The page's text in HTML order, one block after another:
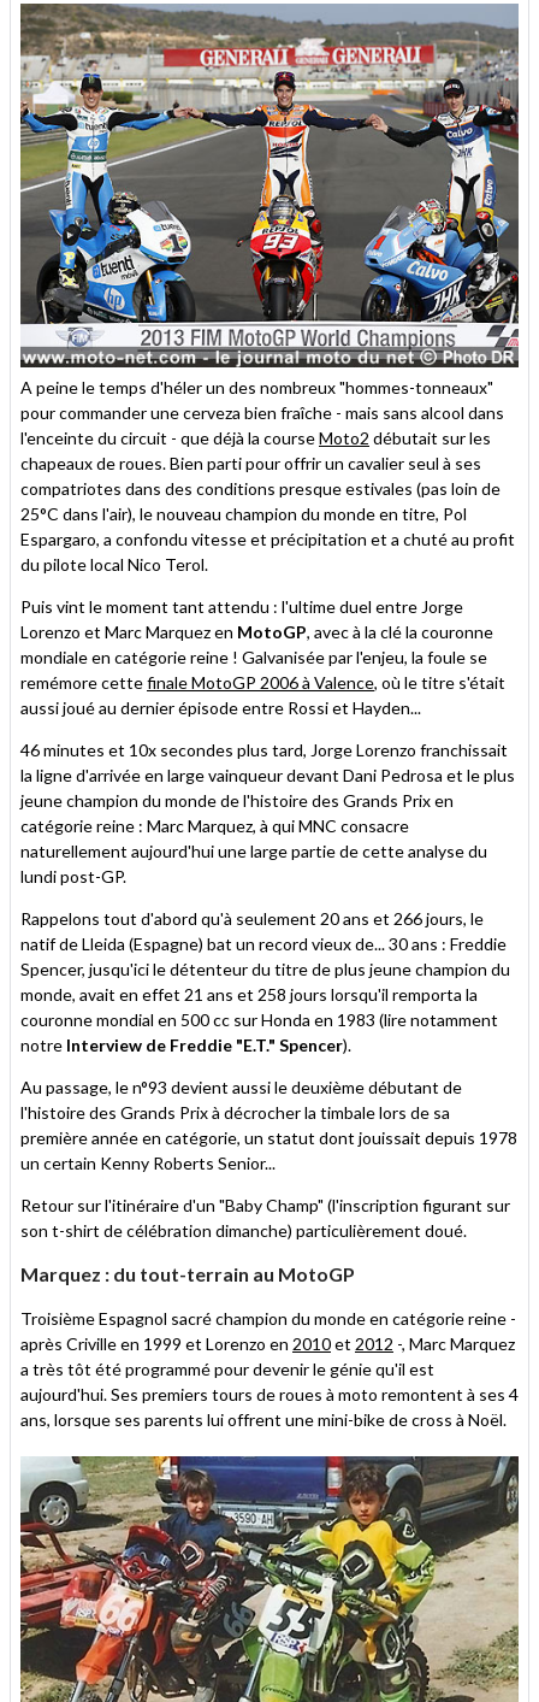
A peine le temps d'héler un des nombreux "hommes-tonneaux"
pour commander une cerveza bien fraîche - mais sans alcool dans
l'enceinte du circuit - que déjà la courseMoto2 débutait sur les
chapeaux de roues. Bien parti pour offrir un cavalier seul à ses
compatriotes dans des conditions presque estivales (pas loin de
25°C dans l'air), le nouveau champion du monde en titre, Pol
Espargaro, a confondu vitesse et précipitation et a chuté au profit
du pilote local Nico Terol.
Puis vint le moment tant attendu : l'ultime duel entre Jorge
Lorenzo et Marc Marquez en MotoGP, avec à la clé la couronne
mondiale en catégorie reine ! Galvanisée par l'enjeu, la foule se
remémore cettefinale MotoGP 2006 à Valence, où le titre s'était
aussi joué au dernier épisode entre Rossi et Hayden...
46 minutes et 10x secondes plus tard, Jorge Lorenzo franchissait
la ligne d'arrivée en large vainqueur devant Dani Pedrosa et le plus
jeune champion du monde de l'histoire des Grands Prix en
catégorie reine : Marc Marquez, à qui MNC consacre
naturellement aujourd'hui une large partie de cette analyse du
lundi post-GP.
Rappelons tout d'abord qu'à seulement 20 ans et 266 jours, le
natif de Lleida (Espagne) bat un record vieux de... 30 ans : Freddie
Spencer, jusqu'ici le détenteur du titre de plus jeune champion du
monde, avait en effet 21 ans et 258 jours lorsqu'il remporta la
couronne mondial en 500 cc sur Honda en 1983 (lire notamment
notre Interview de Freddie "E.T." Spencer).
Au passage, le n°93 devient aussi le deuxième débutant de
l'histoire des Grands Prix à décrocher la timbale lors de sa
première année en catégorie, un statut dont jouissait depuis 1978
un certain Kenny Roberts Senior...
Retour sur l'itinéraire d'un "Baby Champ" (l'inscription figurant sur
son t-shirt de célébration dimanche) particulièrement doué.
Marquez : du tout-terrain au MotoGP
Troisième Espagnol sacré champion du monde en catégorie reine -
après Criville en 1999 et Lorenzo en 2010et 2012 -, Marc Marquez
a très tôt été programmé pour devenir le génie qu'il est
aujourd'hui. Ses premiers tours de roues à moto remontent à ses 4
ans, lorsque ses parents lui offrent une mini-bike de cross à Noël.